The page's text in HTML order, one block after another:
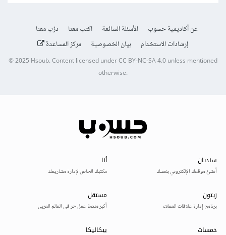
عن أكاديمية حسوب الأسئلة الشائعة اكتب معنا
درّب معنا
إرشادات الاستخدام
بيان الخصوصية مركز المساعدة
© 2025Hsoub.Content licensed underCC BY-NC-SA 4.0unless mentioned
otherwise.